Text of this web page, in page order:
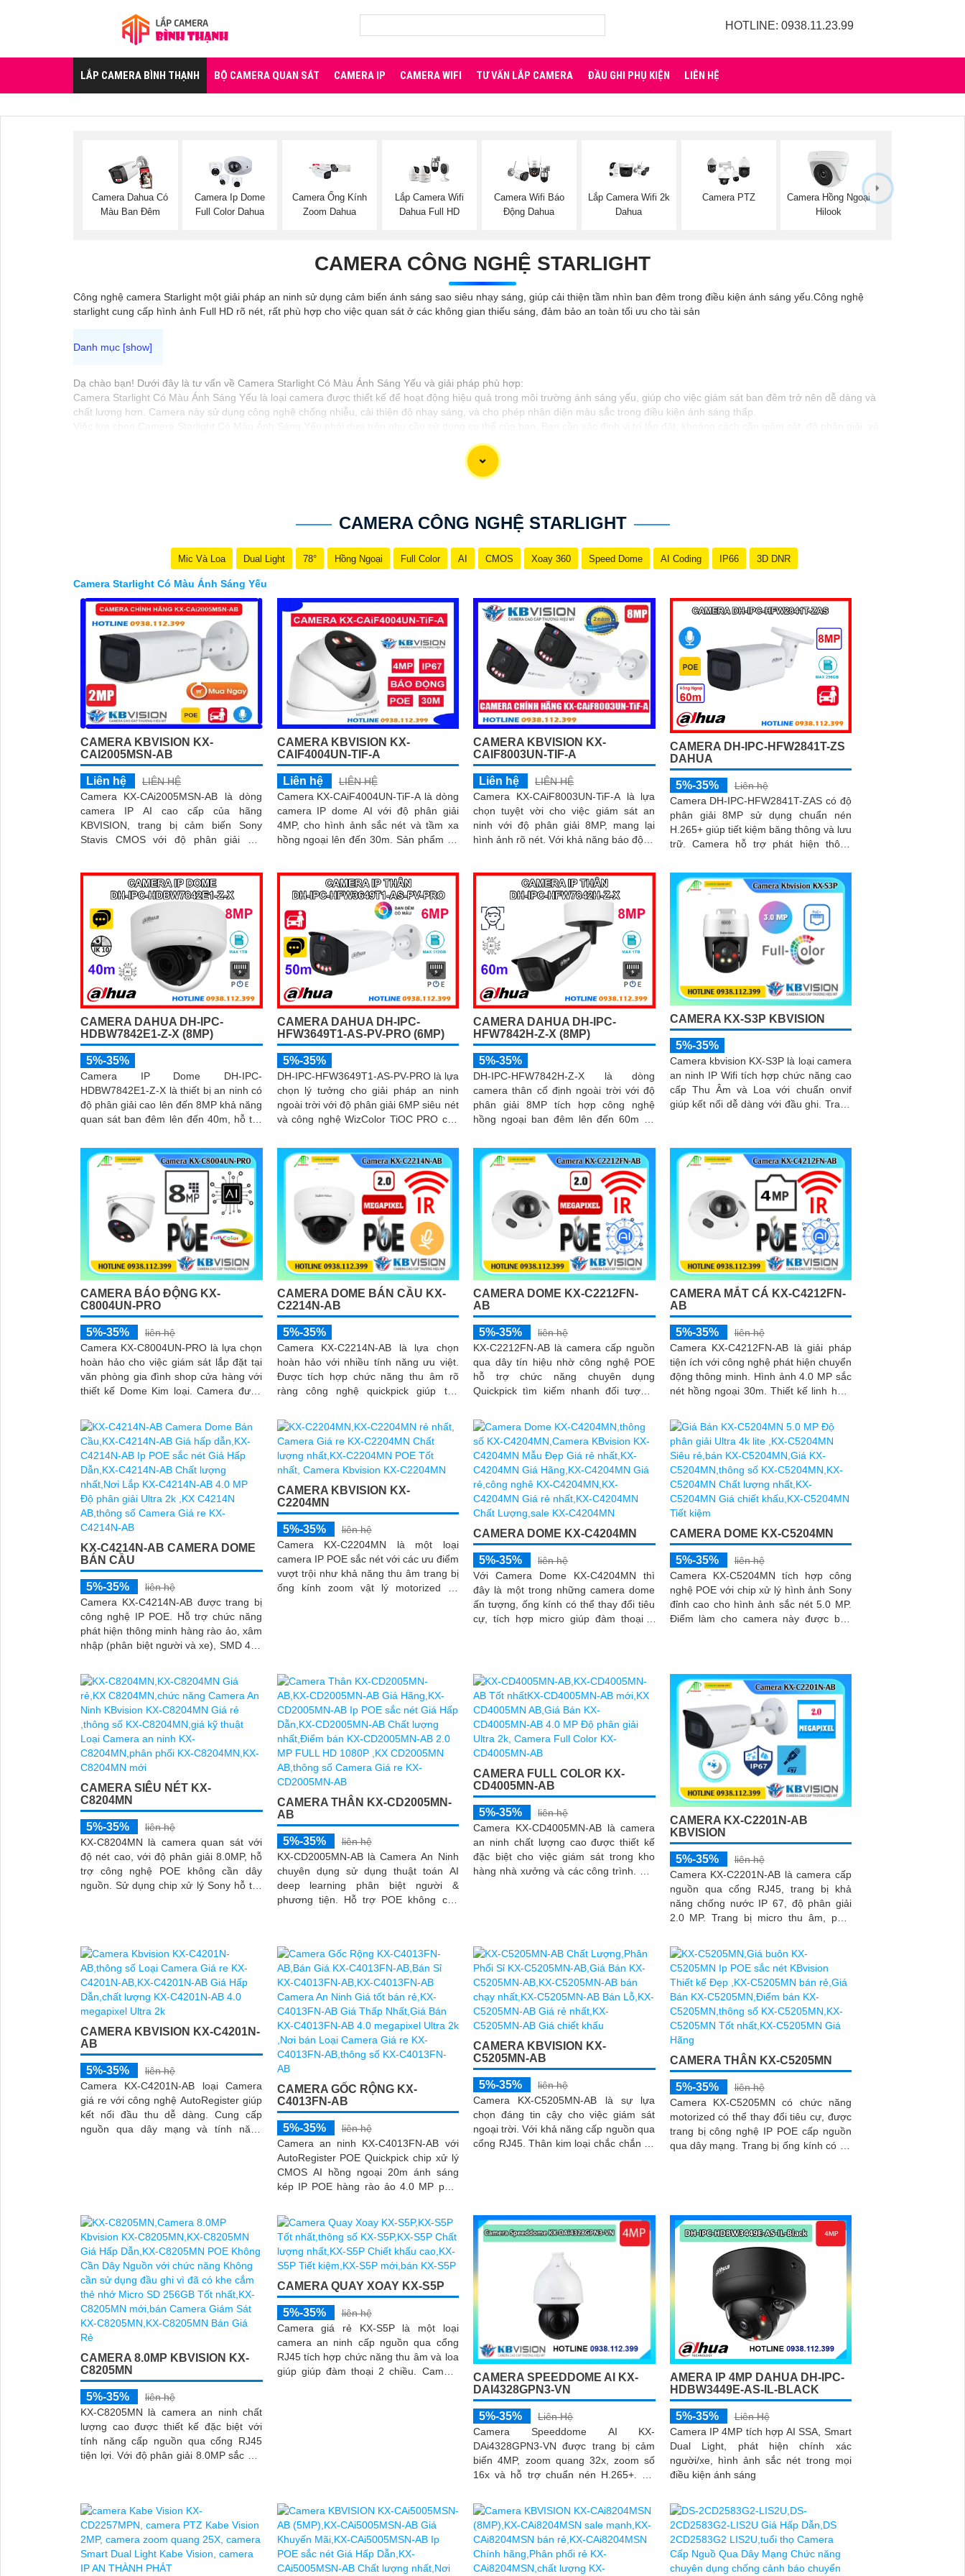
HOTLINE: 0938.11.23.99
LẮP CAMERA BÌNH THẠNH BỘ CAMERA QUAN SÁT CAMERA IP CAMERA WIFI TƯ VẤN LẮP CAMERA ĐẦU GHI PHỤ KIỆN LIÊN HỆ
Camera Dahua Có
Màu Ban Đêm
Camera Ip Dome
Full Color Dahua
Camera Ống Kính
Zoom Dahua
Lắp Camera Wifi
Dahua Full HD
Camera Wifi Báo
Động Dahua
Lắp Camera Wifi 2k
Dahua
Camera PTZ
Camera Hồng Ngoại
Hilook
CAMERA CÔNG NGHỆ STARLIGHT
Công nghệ camera Starlight một giải pháp an ninh sử dụng cảm biến ánh sáng sao siêu nhạy sáng, giúp cải thiện tầm nhìn ban đêm trong điều kiện ánh sáng yếu.Công nghệ
starlight cung cấp hình ảnh Full HD rõ nét, rất phù hợp cho việc quan sát ở các không gian thiếu sáng, đảm bảo an toàn tối ưu cho tài sản
Dạ chào bạn! Dưới đây là tư vấn về Camera Starlight Có Màu Ánh Sáng Yếu và giải pháp phù hợp:
Camera Starlight Có Màu Ánh Sáng Yếu là loại camera được thiết kế để hoạt động hiệu quả trong môi trường ánh sáng yếu, giúp cho việc giám sát ban đêm trở nên dễ dàng và
chất lượng hơn. Camera này sử dụng công nghệ chống nhiễu, cải thiện độ nhạy sáng, và cho phép nhận diện màu sắc trong điều kiện ánh sáng thấp.
việc kết hợp Camera Starlight Có Màu Ánh Sáng Yếu với hệ thống đèn ngoại trợ cũng là một giải pháp hiệu quả để cải thiện chất lượng hình ảnh ban đêm.
Nếu bạn cần tư vấn thêm về Camera Starlight hoặc các giải pháp an ninh khác, hãy cung cấp thêm thông tin chi tiết để chúng Từng công trình có thể hỗ trợ bạn tốt hơn. Chúc bạn
CAMERA CÔNG NGHỆ STARLIGHT
Mic Và Loa Dual Light 78° Hồng Ngoại Full Color AI CMOS Xoay 360 Speed Dome AI Coding IP66 3D DNR
Camera Starlight Có Màu Ánh Sáng Yếu
CAMERA KBVISION KX-
CAI2005MSN-AB
Liên hệ
LIÊN HỆ
Camera KX-CAi2005MSN-AB là dòng
camera IP AI cao cấp của hãng
KBVISION, trang bị cảm biến Sony
Stavis CMOS với độ phân giải 2.0
CAMERA KBVISION KX-
CAIF4004UN-TIF-A
Liên hệ
LIÊN HỆ
Camera KX-CAiF4004UN-TiF-A là dòng
camera IP dome AI với độ phân giải
4MP, cho hình ảnh sắc nét và tầm xa
hồng ngoại lên đến 30m. Sản phẩm hỗ
động chủ động bằng đèn LED xanh đỏ
và còi hú 110dB
CAMERA KBVISION KX-
CAIF8003UN-TIF-A
Liên hệ
LIÊN HỆ
Camera KX-CAiF8003UN-TiF-A là lựa
chọn tuyệt vời cho việc giám sát an
ninh với độ phân giải 8MP, mang lại
hình ảnh rõ nét. Với khả năng báo động
và cảnh báo khi có xâm nhậpThiết bị
Camera Giá Rẻ Công Nghệ POE KX-
CAiF8003UN-TiF-A tích hợp chức năng
cao cấp Thu Âm Và Loa rõ ràng để
mang lại trải nghiệm hình ảnh và âm
thanh tốt nhất
CAMERA DH-IPC-HFW2841T-ZS
DAHUA
5%-35%
Liên hệ
Camera DH-IPC-HFW2841T-ZAS có độ
phân giải 8MP sử dụng chuẩn nén
H.265+ giúp tiết kiệm băng thông và lưu
trữ. Camera hỗ trợ phát hiện thông
CAMERA DAHUA DH-IPC-
HDBW7842E1-Z-X (8MP)
5%-35%
Camera IP Dome DH-IPC-
HDBW7842E1-Z-X là thiết bị an ninh có
độ phân giải cao lên đến 8MP khả năng
quan sát ban đêm lên đến 40m, hỗ trợ
chiều, camera mang đến trải nghiệm
giám sát toàn diện. Đặc biệt, các tính
năng AI thông minh như nhận diện
khuôn mặt và đếm người giúp nâng cao
hiệu quả quản lý và an ninh cho mọi
không gian trong nhà
CAMERA DAHUA DH-IPC-
HFW3649T1-AS-PV-PRO (6MP)
5%-35%
DH-IPC-HFW3649T1-AS-PV-PRO là lựa
chọn lý tưởng cho giải pháp an ninh
ngoài trời với độ phân giải 6MP siêu nét
và công nghệ WizColor TiOC PRO cho
nhân tạo AI giúp phân biệt chính xác
người và phương tiện hỗ trợ đàm thoại
hai chiều, ghi hình linh hoạt với khe thẻ
nhớ lên đến 512GB
CAMERA DAHUA DH-IPC-
HFW7842H-Z-X (8MP)
5%-35%
DH-IPC-HFW7842H-Z-X là dòng
camera thân cố định ngoài trời với độ
phân giải 8MP tích hợp công nghệ
hồng ngoại ban đêm lên đến 60m và
Camera hỗ trợ đếm người, nhận diện
khuôn mặt thông minh, chuẩn nén
POE, đạt tiêu chuẩn chống nước IP67,
phù hợp cho các khu vực giám sát
ngoài trời, hỗ trợ tính năng quản lý chỗ
đỗ xe hiệu quả cho các bãi giữ xe
CAMERA KX-S3P KBVISION
5%-35%
Camera kbvision KX-S3P là loại camera
an ninh IP Wifi tích hợp chức năng cao
cấp Thu Âm và Loa với chuẩn onvif
giúp kết nối dễ dàng với đầu ghi. Trang
CAMERA BÁO ĐỘNG KX-
C8004UN-PRO
5%-35%
liên hệ
Camera KX-C8004UN-PRO là lựa chọn
hoàn hảo cho việc giám sát lắp đặt tại
văn phòng gia đình shop cửa hàng với
thiết kế Dome Kim loại. Camera được
dàng với camera ghi hình từ xa
CAMERA DOME BÁN CẦU KX-
C2214N-AB
5%-35%
Camera KX-C2214N-AB là lựa chọn
hoàn hảo với nhiều tính năng ưu việt.
Được tích hợp chức năng thu âm rõ
ràng công nghệ quickpick giúp tìm
CAMERA DOME KX-C2212FN-
AB
5%-35%
liên hệ
KX-C2212FN-AB là camera cấp nguồn
qua dây tín hiệu nhờ công nghệ POE
hỗ trợ chức năng chuyên dụng
Quickpick tìm kiếm nhanh đối tượng.
công nghệ phát hiện người bằng AI
hình ảnh sắc nét và hồng ngoại 30m
CAMERA MẮT CÁ KX-C4212FN-
AB
5%-35%
liên hệ
Camera KX-C4212FN-AB là giải pháp
tiện ích với công nghệ phát hiện chuyển
động thông minh. Hình ảnh 4.0 MP sắc
nét hồng ngoại 30m. Thiết kế linh hoạt
KX-C4214N-AB CAMERA DOME
BÁN CẦU
5%-35%
liên hệ
Camera KX-C4214N-AB được trang bị
công nghệ IP POE. Hỗ trợ chức năng
phát hiện thông minh hàng rào ảo, xâm
nhập (phân biệt người và xe), SMD 4.0.
CAMERA KBVISION KX-
C2204MN
5%-35%
liên hệ
Camera KX-C2204MN là một loại
camera IP POE sắc nét với các ưu điểm
vượt trội như khả năng thu âm trang bị
ống kính zoom vật lý motorized và
CAMERA DOME KX-C4204MN
5%-35%
liên hệ
Với Camera Dome KX-C4204MN thì
đây là một trong những camera dome
ấn tượng, ống kính có thể thay đổi tiêu
cự, tích hợp micro giúp đàm thoại 2
CAMERA DOME KX-C5204MN
5%-35%
liên hệ
Camera KX-C5204MN tích hợp công
nghệ POE với chip xử lý hình ảnh Sony
đỉnh cao cho hình ảnh sắc nét 5.0 MP.
Điểm làm cho camera này được bán
CAMERA SIÊU NÉT KX-
C8204MN
5%-35%
liên hệ
KX-C8204MN là camera quan sát với
độ nét cao, với độ phân giải 8.0MP, hỗ
trợ công nghệ POE không cần dây
nguồn. Sử dụng chip xử lý Sony hỗ trợ
CAMERA THÂN KX-CD2005MN-
AB
5%-35%
liên hệ
KX-CD2005MN-AB là Camera An Ninh
chuyên dụng sử dụng thuật toán AI
deep learning phân biệt người &
phương tiện. Hỗ trợ POE không cần
CAMERA FULL COLOR KX-
CD4005MN-AB
5%-35%
liên hệ
Camera KX-CD4005MN-AB là camera
an ninh chất lượng cao được thiết kế
đặc biệt cho việc giám sát trong kho
hàng nhà xưởng và các công trình. Với
CAMERA KX-C2201N-AB
KBVISION
5%-35%
liên hệ
Camera KX-C2201N-AB là camera cấp
nguồn qua cổng RJ45, trang bị khả
năng chống nước IP 67, độ phân giải
2.0 MP. Trang bị micro thu âm, phát
CAMERA KBVISION KX-C4201N-
AB
5%-35%
liên hệ
Camera KX-C4201N-AB loại Camera
giá re với công nghệ AutoRegister giúp
kết nối đầu thu dễ dàng. Cung cấp
nguồn qua dây mạng và tính năng
CAMERA GỐC RỘNG KX-
C4013FN-AB
5%-35%
liên hệ
Camera an ninh KX-C4013FN-AB với
AutoRegister POE Quickpick chip xử lý
CMOS AI hồng ngoại 20m ánh sáng
kép IP POE hàng rào ảo 4.0 MP phát
CAMERA KBVISION KX-
C5205MN-AB
5%-35%
liên hệ
Camera KX-C5205MN-AB là sự lựa
chọn đáng tin cậy cho việc giám sát
ngoại trời. Với khả năng cấp nguồn qua
cổng RJ45. Thân kim loại chắc chắn và
CAMERA THÂN KX-C5205MN
5%-35%
liên hệ
Camera KX-C5205MN có chức năng
motorized có thể thay đổi tiêu cự, được
trang bị công nghệ IP POE cấp nguồn
qua dây mạng. Trang bị ống kính có độ
CAMERA 8.0MP KBVISION KX-
C8205MN
5%-35%
liên hệ
KX-C8205MN là camera an ninh chất
lượng cao được thiết kế đặc biệt với
tính năng cấp nguồn qua cổng RJ45
tiện lợi. Với độ phân giải 8.0MP sắc nét
CAMERA QUAY XOAY KX-S5P
5%-35%
liên hệ
Camera giá rẻ KX-S5P là một loại
camera an ninh cấp nguồn qua cổng
RJ45 tích hợp chức năng thu âm và loa
giúp giúp đàm thoại 2 chiều. Camera
CAMERA SPEEDDOME AI KX-
DAI4328GPN3-VN
5%-35%
Liên Hệ
Camera Speeddome AI KX-
DAi4328GPN3-VN được trang bị cảm
biến 4MP, zoom quang 32x, zoom số
16x và hỗ trợ chuẩn nén H.265+. Độ
AMERA IP 4MP DAHUA DH-IPC-
HDBW3449E-AS-IL-BLACK
5%-35%
Liên Hệ
Camera IP 4MP tích hợp AI SSA, Smart
Dual Light, phát hiện chính xác
người/xe, hình ảnh sắc nét trong mọi
điều kiện ánh sáng